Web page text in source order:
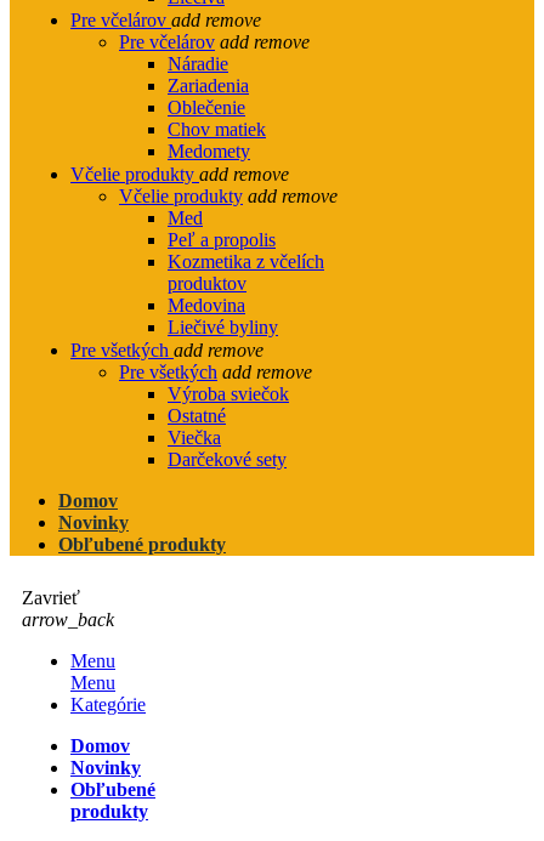
Pre včelárov add remove
Pre včelárov add remove
Náradie
Zariadenia
Oblečenie
Chov matiek
Medomety
Včelie produkty add remove
Včelie produkty add remove
Med
Peľ a propolis
Kozmetika z včelích
produktov
Medovina
Liečivé byliny
Pre všetkých add remove
Pre všetkých add remove
Výroba sviečok
Ostatné
Viečka
Darčekové sety
Domov
Novinky
Obľubené produkty
Zavrieť
arrow_back
Menu
Menu
Kategórie
Domov
Novinky
Obľubené
produkty